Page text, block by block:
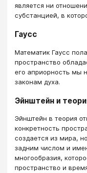
является ни
субстанцией, в
Гаусс
Математик Гаусс
пространство
его априорность мы
законам духа.
Эйнштейн и
Эйнштейн в теория
конкретность
создается из мира,
задним числом и
многообразия,
пространство и